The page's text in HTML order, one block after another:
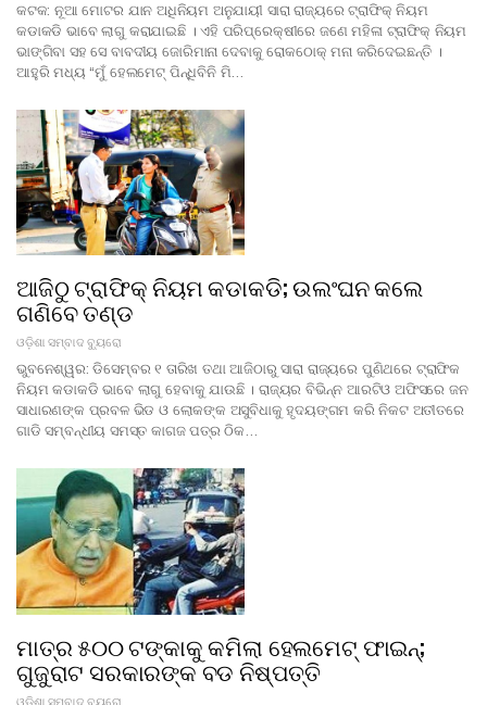
କଟକ: ନୂଆ ମୋଟର ଯାନ ଅଧିନିୟମ ଅନୁଯାୟୀ ସାରା ରାଜ୍ୟରେ ଟ୍ରାଫିକ୍ ନିୟମ
କଡାକଡି ଭାବେ ଲାଗୁ କରାଯାଇଛି । ଏହି ପରିପ୍ରେକ୍ଷୀରେ ଜଣେ ମହିଳା ଟ୍ରାଫିକ୍ ନିୟମ
ଭାଙ୍ଗିବା ସହ ସେ ବାବଦୀୟ ଜୋରିମାନା ଦେବାକୁ ରୋକଠୋକ୍ ମନା କରିଦେଇଛନ୍ତି ।
ଆହୁରି ମଧ୍ୟ “ମୁଁ ହେଲମେଟ୍ ପିନ୍ଧିବିନି ମି…
ଆଜିଠୁ ଟ୍ରାଫିକ୍ ନିୟମ କଡାକଡି; ଉଲଂଘନ କଲେ
ଗଣିବେ ତଣ୍ଡ
ଓଡ଼ିଶା ସମ୍ବାଦ ବ୍ୟୁରୋ
ଭୁବନେଶ୍ୱର: ଡିସେମ୍ବର ୧ ତାରିଖ ତଥା ଆଜିଠାରୁ ସାରା ରାଜ୍ୟରେ ପୁଣିଥରେ ଟ୍ରାଫିକ
ନିୟମ କଡାକଡି ଭାବେ ଲାଗୁ ହେବାକୁ ଯାଉଛି । ରାଜ୍ୟର ବିଭିନ୍ନ ଆରଟିଓ ଅଫିସରେ ଜନ
ସାଧାରଣଙ୍କ ପ୍ରବଳ ଭିଡ ଓ ଲୋକଙ୍କ ଅସୁବିଧାକୁ ହୃଦୟଙ୍ଗମ କରି ନିକଟ ଅତୀତରେ
ଗାଡି ସମ୍ବନ୍ଧୀୟ ସମସ୍ତ କାଗଜ ପତ୍ର ଠିକ…
ମାତ୍ର ୫୦୦ ଟଙ୍କାକୁ କମିଲା ହେଲମେଟ୍ ଫାଇନ୍;
ଗୁଜୁରାଟ ସରକାରଙ୍କ ବଡ ନିଷ୍ପତ୍ତି
ଓଡ଼ିଶା ସମ୍ବାଦ ବ୍ୟୁରୋ